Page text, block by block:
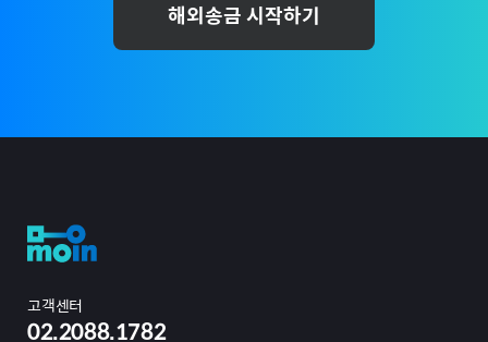
해외송금 시작하기
고객센터
02.2088.1782